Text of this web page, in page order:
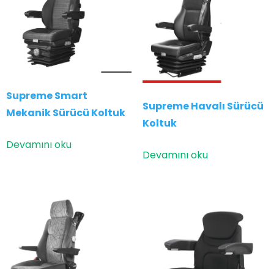
Supreme Smart
Mekanik Sürücü Koltuk
Devamını oku
Supreme Havalı Sürücü
Koltuk
Devamını oku